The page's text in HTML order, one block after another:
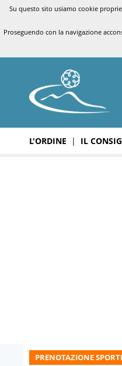
Su questo sito usiamo cookie
Proseguendo con la navigazione
L'ORDINE | IL
PRENOTAZIONE